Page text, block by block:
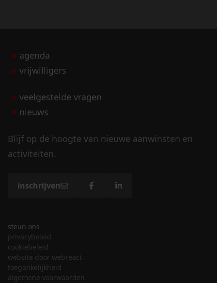
agenda
vrijwilligers
veelgestelde vragen
nieuws
Blijf op de hoogte van nieuwe aanwinsten en
activiteiten.
inschrijven
steun ons
privacybeleid
cookiebeleid
website door webreact
toegankelijkheid
algemene voorwaarden